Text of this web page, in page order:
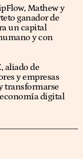
Mathew y
ganador de
un capital
y con
aliado de
y empresas
transformarse
digital